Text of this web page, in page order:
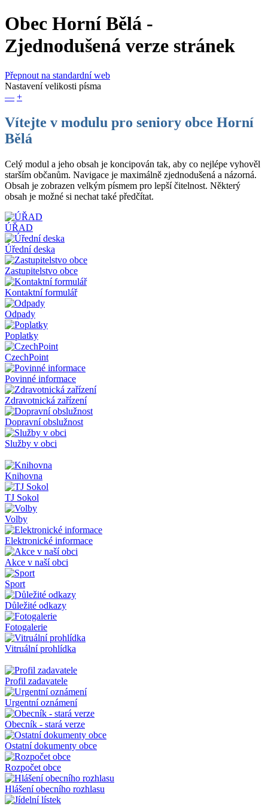
Obec Horní Bělá -
Zjednodušená verze stránek
Přepnout na standardní web
Nastavení velikosti písma
— +
Vítejte v modulu pro seniory obce Horní
Bělá
Celý modul a jeho obsah je koncipován tak, aby co nejlépe vyhověl
starším občanům. Navigace je maximálně zjednodušená a názorná.
Obsah je zobrazen velkým písmem pro lepší čitelnost. Některý
obsah je možné si nechat také předčítat.
ÚŘAD
Úřední deska
Zastupitelstvo obce
Kontaktní formulář
Odpady
Poplatky
CzechPoint
Povinné informace
Zdravotnická zařízení
Dopravní obslužnost
Služby v obci
Knihovna
TJ Sokol
Volby
Elektronické informace
Akce v naší obci
Sport
Důležité odkazy
Fotogalerie
Vitruální prohlídka
Profil zadavatele
Urgentní oznámení
Obecník - stará verze
Ostatní dokumenty obce
Rozpočet obce
Hlášení obecního rozhlasu